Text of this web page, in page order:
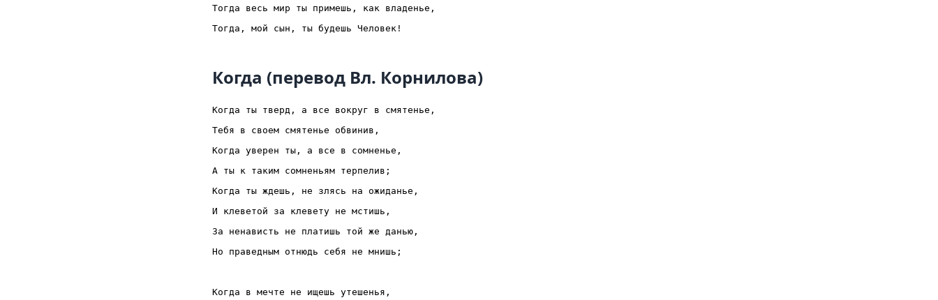
Тогда весь мир ты примешь, как владенье,
Когда (перевод Вл. Корнилова)
Когда ты тверд, а все вокруг в смятенье,
Тебя в своем смятенье обвинив,
Когда уверен ты, а все в сомненье,
А ты к таким сомненьям терпелив;
Когда ты ждешь, не злясь на ожиданье,
И клеветой за клевету не мстишь,
За ненависть не платишь той же данью,
Но праведным отнюдь себя не мнишь;
Когда в мечте не ищешь утешенья,